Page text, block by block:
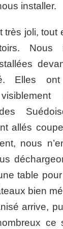
installer.
très joli, tout
Nous
Elles ont
allés
nous
table
bien
arrive,
ce